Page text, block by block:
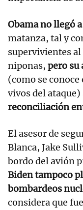
Obama no llegó
matanza, tal y
supervivientes
niponas, pero su
(como se
vivos del ataque)
reconciliación
El asesor de
Blanca, Jake
bordo del avión
Biden tampoco
bombardeos
considera que